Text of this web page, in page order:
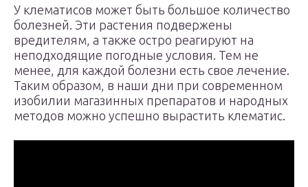
У клематисов может быть большое количество
болезней. Эти растения подвержены
вредителям, а также остро реагируют на
неподходящие погодные условия. Тем не
менее, для каждой болезни есть свое лечение.
Таким образом, в наши дни при современном
изобилии магазинных препаратов и народных
методов можно успешно вырастить клематис.